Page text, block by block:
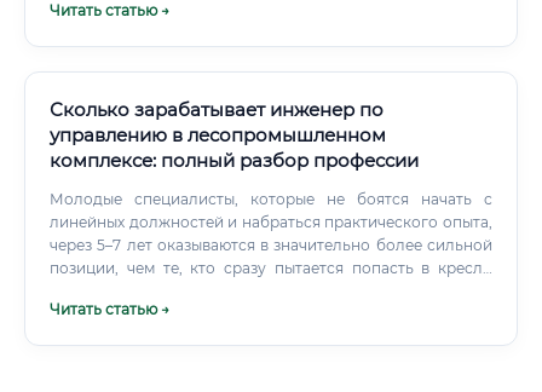
собрать портфолио; кто преподаёт — практик или только
форумы, учебные проекты, демонстрационные версии
программ и практика в мастерской.
Читать статью →
Сколько зарабатывает инженер по
управлению в лесопромышленном
комплексе: полный разбор профессии
Молодые специалисты, которые не боятся начать с
линейных должностей и набраться практического опыта,
через 5–7 лет оказываются в значительно более сильной
позиции, чем те, кто сразу пытается попасть в кресло
тоже даёт вход в профессию. Лесопромышленные
Читать статью →